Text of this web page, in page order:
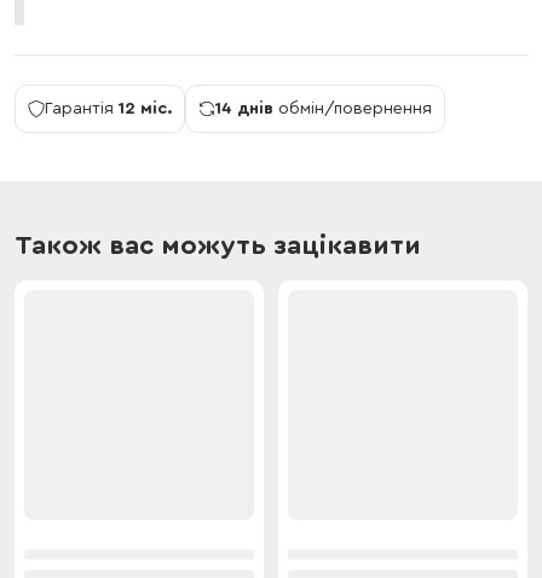
Гарантія 12 міс. 14 днів обмін/повернення
Також вас можуть зацікавити